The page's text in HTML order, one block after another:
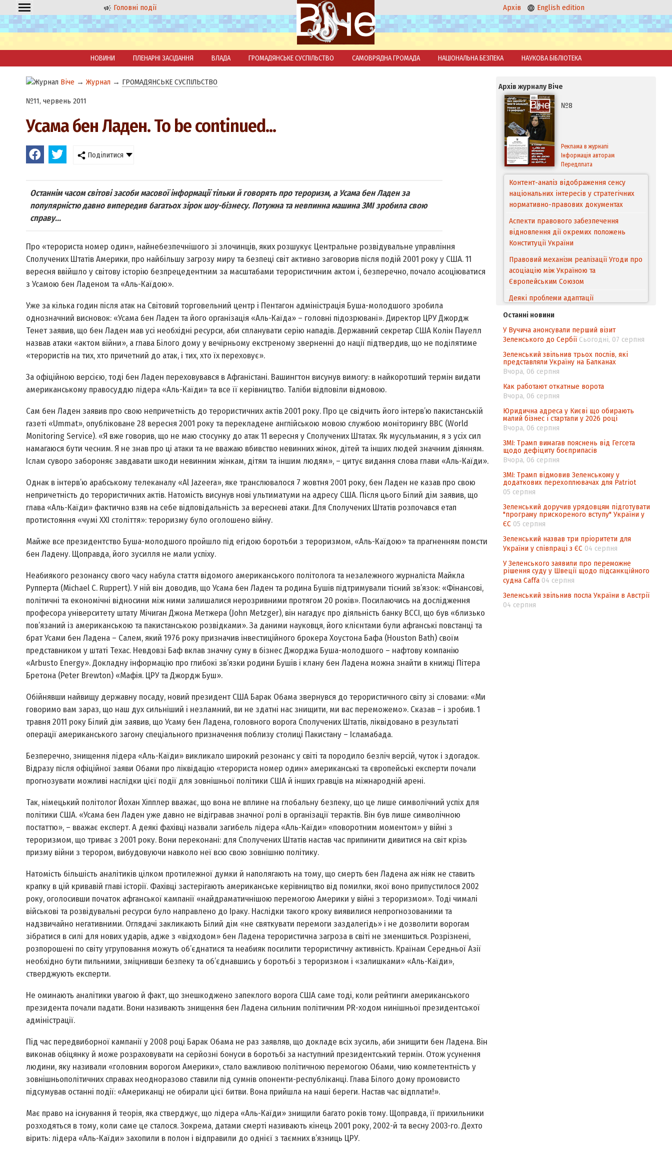
Головні події Архів English edition
НОВИНИ ПЛЕНАРНІ ЗАСІДАННЯ ВЛАДА ГРОМАДЯНСЬКЕ СУСПІЛЬСТВО САМОВРЯДНА ГРОМАДА НАЦІОНАЛЬНА БЕЗПЕКА НАУКОВА БІБЛІОТЕКА
Віче → Журнал → ГРОМАДЯНСЬКЕ СУСПІЛЬСТВО
№11, червень 2011
Усама бен Ладен. To be continued...
Поділитися
Останнім часом світові засоби масової інформації тільки й говорять про тероризм, а Усама бен Ладен за
популярністю давно випередив багатьох зірок шоу-бізнесу. Потужна та невпинна машина ЗМІ зробила свою
справу...
Про «терориста номер один», найнебезпечнішого зі злочинців, яких розшукує Центральне розвідувальне управління
Сполучених Штатів Америки, про найбільшу загрозу миру та безпеці світ активно заговорив після подій 2001 року у США. 11
вересня ввійшло у світову історію безпрецедентним за масштабами терористичним актом і, безперечно, почало асоціюватися
з Усамою бен Ладеном та «Аль-Каїдою».
Уже за кілька годин після атак на Світовий торговельний центр і Пентагон адміністрація Буша-молодшого зробила
однозначний висновок: «Усама бен Ладен та його організація «Аль-Каїда» – головні підозрювані». Директор ЦРУ Джордж
Тенет заявив, що бен Ладен мав усі необхідні ресурси, аби спланувати серію нападів. Державний секретар США Колін Пауелл
назвав атаки «актом війни», а глава Білого дому у вечірньому екстреному зверненні до нації підтвердив, що не поділятиме
«терористів на тих, хто причетний до атак, і тих, хто їх переховує».
За офіційною версією, тоді бен Ладен переховувався в Афганістані. Вашингтон висунув вимогу: в найкоротший термін видати
американському правосуддю лідера «Аль-Каїди» та все її керівництво. Таліби відповіли відмовою.
Сам бен Ладен заявив про свою непричетність до терористичних актів 2001 року. Про це свідчить його інтерв’ю пакистанській
газеті «Ummat», опубліковане 28 вересня 2001 року та перекладене англійською мовою службою моніторингу BBC (World
Monitoring Service). «Я вже говорив, що не маю стосунку до атак 11 вересня у Сполучених Штатах. Як мусульманин, я з усіх сил
намагаюся бути чесним. Я не знав про ці атаки та не вважаю вбивство невинних жінок, дітей та інших людей значним діянням.
Іслам суворо забороняє завдавати шкоди невинним жінкам, дітям та іншим людям», – цитує видання слова глави «Аль-Каїди».
Однак в інтерв’ю арабському телеканалу «Al Jazeera», яке транслювалося 7 жовтня 2001 року, бен Ладен не казав про свою
непричетність до терористичних актів. Натомість висунув нові ультиматуми на адресу США. Після цього Білий дім заявив, що
глава «Аль-Каїди» фактично взяв на себе відповідальність за вересневі атаки. Для Сполучених Штатів розпочався етап
протистояння «чумі ХХІ століття»: тероризму було оголошено війну.
Майже все президентство Буша-молодшого пройшло під егідою боротьби з тероризмом, «Аль-Каїдою» та прагненням помсти
бен Ладену. Щоправда, його зусилля не мали успіху.
Неабиякого резонансу свого часу набула стаття відомого американського політолога та незалежного журналіста Майкла
Рупперта (Michael C. Ruppert). У ній він доводив, що Усама бен Ладен та родина Бушів підтримували тісний зв’язок: «Фінансові,
політичні та економічні відносини між ними залишалися нерозривними протягом 20 років». Посилаючись на дослідження
професора університету штату Мічиган Джона Метжера (John Metzger), він нагадує про діяльність банку BCCI, що був «близько
пов’язаний із американською та пакистанською розвідками». За даними науковця, його клієнтами були афганські повстанці та
брат Усами бен Ладена – Салем, який 1976 року призначив інвестиційного брокера Хоустона Бафа (Houston Bath) своїм
представником у штаті Техас. Невдовзі Баф вклав значну суму в бізнес Джорджа Буша-молодшого – нафтову компанію
«Arbusto Energy». Докладну інформацію про глибокі зв’язки родини Бушів і клану бен Ладена можна знайти в книжці Пітера
Бретона (Peter Brewton) «Мафія. ЦРУ та Джордж Буш».
Обійнявши найвищу державну посаду, новий президент США Барак Обама звернувся до терористичного світу зі словами: «Ми
говоримо вам зараз, що наш дух сильніший і незламний, ви не здатні нас знищити, ми вас переможемо». Сказав – і зробив. 1
травня 2011 року Білий дім заявив, що Усаму бен Ладена, головного ворога Сполучених Штатів, ліквідовано в результаті
операції американського загону спеціального призначення поблизу столиці Пакистану – Ісламабада.
Безперечно, знищення лідера «Аль-Каїди» викликало широкий резонанс у світі та породило безліч версій, чуток і здогадок.
Відразу після офіційної заяви Обами про ліквідацію «терориста номер один» американські та європейські експерти почали
прогнозувати можливі наслідки цієї події для зовнішньої політики США й інших гравців на міжнародній арені.
Так, німецький політолог Йохан Хіпплер вважає, що вона не вплине на глобальну безпеку, що це лише символічний успіх для
політики США. «Усама бен Ладен уже давно не відігравав значної ролі в організації терактів. Він був лише символічною
постаттю», – вважає експерт. А деякі фахівці назвали загибель лідера «Аль-Каїди» «поворотним моментом» у війні з
тероризмом, що триває з 2001 року. Вони переконані: для Сполучених Штатів настав час припинити дивитися на світ крізь
призму війни з терором, вибудовуючи навколо неї всю свою зовнішню політику.
Натомість більшість аналітиків цілком протилежної думки й наполягають на тому, що смерть бен Ладена аж ніяк не ставить
крапку в цій кривавій главі історії. Фахівці застерігають американське керівництво від помилки, якої воно припустилося 2002
року, оголосивши початок афганської кампанії «найдраматичнішою перемогою Америки у війні з тероризмом». Тоді чималі
військові та розвідувальні ресурси було направлено до Іраку. Наслідки такого кроку виявилися непрогнозованими та
надзвичайно негативними. Оглядачі закликають Білий дім «не святкувати перемоги заздалегідь» і не дозволити ворогам
зібратися в силі для нових ударів, адже з «відходом» бен Ладена терористична загроза в світі не зменшиться. Розрізнені,
розпорошені по світу угруповання можуть об’єднатися та неабияк посилити терористичну активність. Країнам Середньої Азії
необхідно бути пильними, зміцнивши безпеку та об’єднавшись у боротьбі з тероризмом і «залишками» «Аль-Каїди»,
стверджують експерти.
Не оминають аналітики увагою й факт, що знешкоджено запеклого ворога США саме тоді, коли рейтинги американського
президента почали падати. Вони називають знищення бен Ладена сильним політичним PR-ходом нинішньої президентської
адміністрації.
Під час передвиборної кампанії у 2008 році Барак Обама не раз заявляв, що докладе всіх зусиль, аби знищити бен Ладена. Він
виконав обіцянку й може розраховувати на серйозні бонуси в боротьбі за наступний президентський термін. Отож усунення
людини, яку називали «головним ворогом Америки», стало важливою політичною перемогою Обами, чию компетентність у
зовнішньополітичних справах неодноразово ставили під сумнів опоненти-республіканці. Глава Білого дому промовисто
підсумував останні події: «Американці не обирали цієї битви. Вона прийшла на наші береги. Настав час відплати!».
Має право на існування й теорія, яка стверджує, що лідера «Аль-Каїди» знищили багато років тому. Щоправда, її прихильники
розходяться в тому, коли саме це сталося. Зокрема, датами смерті називають кінець 2001 року, 2002-й та весну 2003-го. Дехто
вірить: лідера «Аль-Каїди» захопили в полон і відправили до однієї з таємних в’язниць ЦРУ.
Архів журналу Віче
№8
Реклама в журналі
Інформація авторам
Передплата
Контент-аналіз відображення сенсу
національних інтересів у стратегічних
нормативно-правових документах
Аспекти правового забезпечення
відновлення дії окремих положень
Конституції України
Правовий механізм реалізації Угоди про
асоціацію між Україною та
Європейським Cоюзом
Деякі проблеми адаптації
походження товарів відповідно до
Угоди про торговельні аспекти прав
інтелектуальної власності (TRIPS) у
контексті євроінтеграції
Аналіз виборчого законодавства щодо
підрахунку голосів виборців
Інформаційна безпека суспільства
Останні новини
У Вучича анонсували перший візит
Зеленського до Сербії Сьогодні, 07 серпня
Зеленський звільнив трьох послів, які
представляли Україну на Балканах
Вчора, 06 серпня
Как работают откатные ворота
Вчора, 06 серпня
Юридична адреса у Києві що обирають
малий бізнес і стартапи у 2026 році
Вчора, 06 серпня
ЗМІ: Трамп вимагав пояснень від Гегсета
щодо дефіциту боєприпасів
Вчора, 06 серпня
ЗМІ: Трамп відмовив Зеленському у
додаткових перехоплювачах для Patriot
05 серпня
Зеленський доручив урядовцям підготувати
"програму прискореного вступу" України у
ЄС 05 серпня
Зеленський назвав три пріоритети для
України у співпраці з ЄС 04 серпня
У Зеленського заявили про переможне
рішення суду у Швеції щодо підсанкційного
судна Caffa 04 серпня
Зеленський звільнив посла України в Австрії
04 серпня